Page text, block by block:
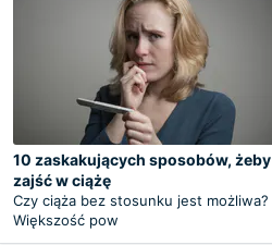
10 zaskakujących sposobów, żeby
zajść w ciążę
Czy ciąża bez stosunku jest możliwa?
Większość pow